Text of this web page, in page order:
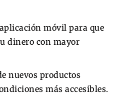
móvil para que
dinero con mayor
nuevos productos
más accesibles.